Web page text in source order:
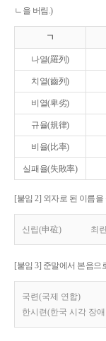
ㄴ을 버림.)
ㄱ
나열(羅列)
치열(齒列)
비열(卑劣)
규율(規律)
비율(比率)
실패율(失敗率)
[붙임 2] 외자로 된 이름
신립(申砬) 최
[붙임 3] 준말에서 본음으
국련(국제 연합)
한시련(한국 시각 장